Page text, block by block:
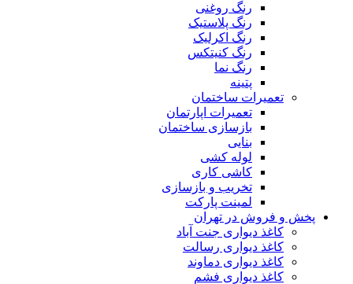
رنگ روغنی
رنگ پلاستیک
رنگ اکرلیک
رنگ کنیتکس
رنگ نما
پتینه
تعمیرات ساختمان
تعمیرات اپارتمان
بازسازی ساختمان
بنایی
لوله کشی
کاشی کاری
تخریب و بازسازی
لمینت پارکت
پخش و فروش در تهران
کاغذ دیواری جنت آباد
کاغذ دیواری رسالت
کاغذ دیواری دماوند
کاغذ دیواری فشم